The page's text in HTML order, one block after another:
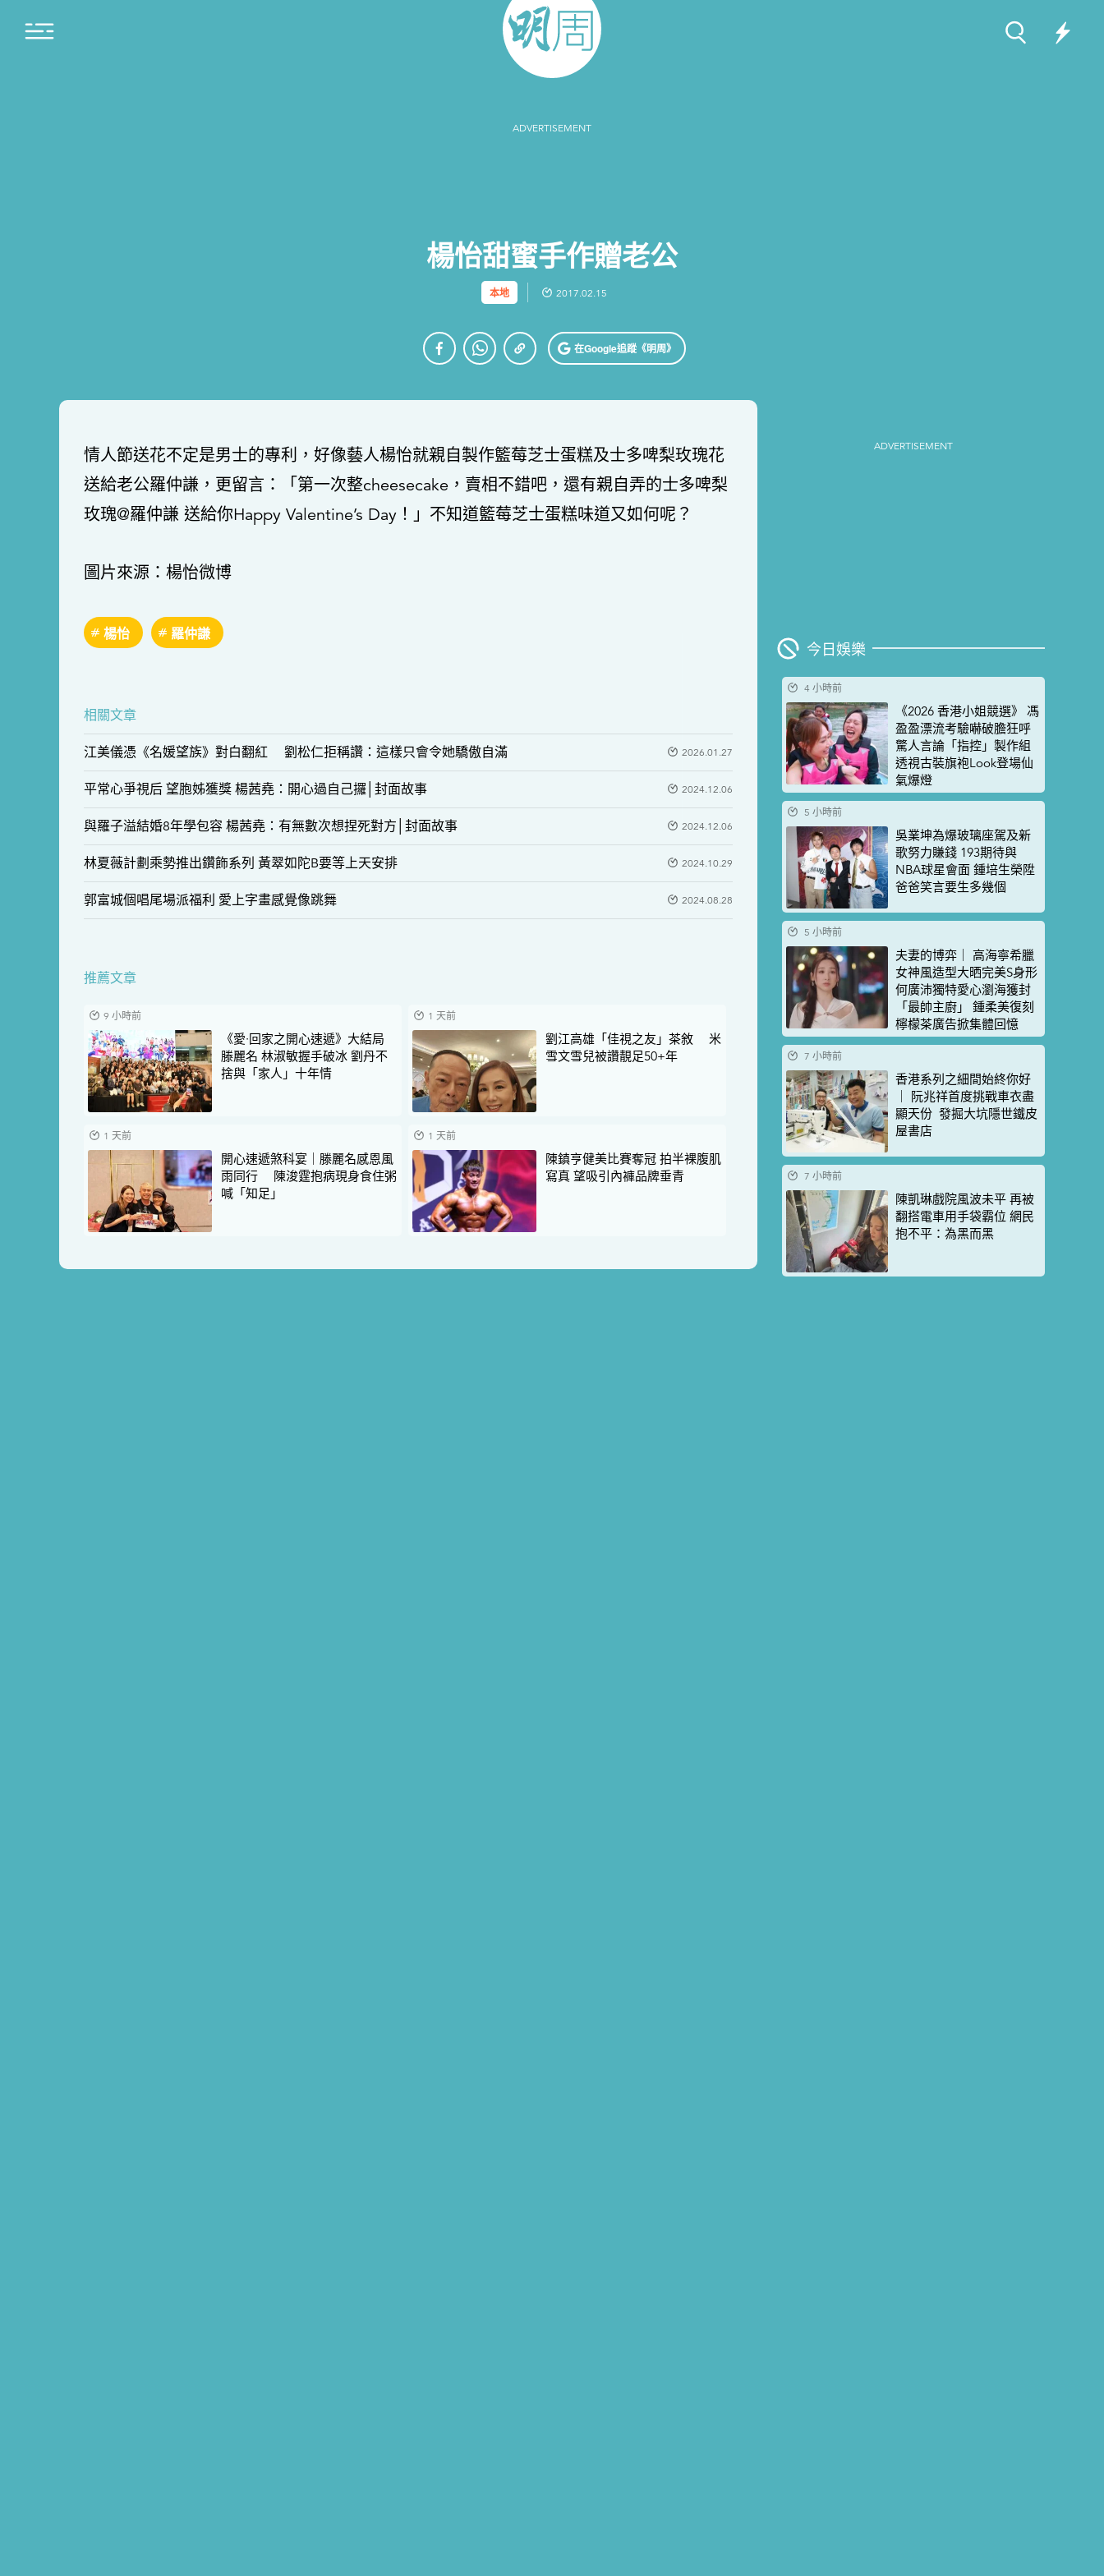
ADVERTISEMENT
楊怡甜蜜手作贈老公
本地 2017.02.15
在Google追蹤《明周》
情人節送花不定是男士的專利，好像藝人楊怡就親自製作籃莓芝士蛋糕及士多啤梨玫瑰花
送給老公羅仲謙，更留言：「第一次整cheesecake，賣相不錯吧，還有親自弄的士多啤梨
玫瑰@羅仲謙 送給你Happy Valentine’s Day！」不知道籃莓芝士蛋糕味道又如何呢？
圖片來源：楊怡微博
楊怡 羅仲謙
相關文章
江美儀憑《名媛望族》對白翻紅 劉松仁拒稱讚：這樣只會令她驕傲自滿 2026.01.27
平常心爭視后 望胞姊獲獎 楊茜堯：開心過自己攞│封面故事 2024.12.06
與羅子溢結婚8年學包容 楊茜堯：有無數次想捏死對方│封面故事 2024.12.06
林夏薇計劃乘勢推出鑽飾系列 黃翠如陀B要等上天安排 2024.10.29
郭富城個唱尾場派福利 愛上字畫感覺像跳舞 2024.08.28
推薦文章
9 小時前
《愛·回家之開心速遞》大結局
滕麗名 林淑敏握手破冰 劉丹不
捨與「家人」十年情
1 天前
劉江高雄「佳視之友」茶敘 米
雪文雪兒被讚靚足50+年
1 天前
開心速遞煞科宴｜滕麗名感恩風
雨同行 陳浚霆抱病現身食住粥
喊「知足」
1 天前
陳鎮亨健美比賽奪冠 拍半裸腹肌
寫真 望吸引內褲品牌垂青
ADVERTISEMENT
今日娛樂
4 小時前
《2026 香港小姐競選》 馮
盈盈漂流考驗嚇破膽狂呼
驚人言論「指控」製作組
透視古裝旗袍Look登場仙
氣爆燈
5 小時前
吳業坤為爆玻璃座駕及新
歌努力賺錢 193期待與
NBA球星會面 鍾培生榮陞
爸爸笑言要生多幾個
5 小時前
夫妻的博弈｜ 高海寧希臘
女神風造型大晒完美S身形
何廣沛獨特愛心瀏海獲封
「最帥主廚」 鍾柔美復刻
檸檬茶廣告掀集體回憶
7 小時前
香港系列之細間始終你好
｜ 阮兆祥首度挑戰車衣盡
顯天份 發掘大坑隱世鐵皮
屋書店
7 小時前
陳凱琳戲院風波未平 再被
翻搭電車用手袋霸位 網民
抱不平：為黑而黑